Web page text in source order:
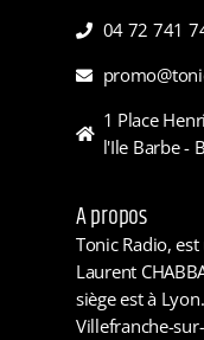
04 72 741
1 Place
l'Ile Barbe -
A propos
Tonic Radio,
Laurent
siège est à
Villefranche-